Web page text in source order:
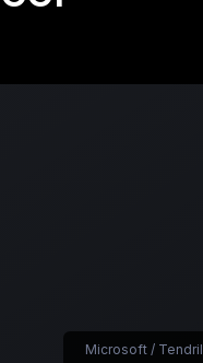
Microsoft / Tendril